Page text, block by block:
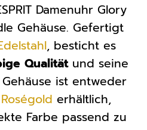
Damenuhr Glory
Gehäuse. Gefertigt
, besticht es
Qualitätund seine
ist entweder
Roségold erhältlich,
Farbe passend zu